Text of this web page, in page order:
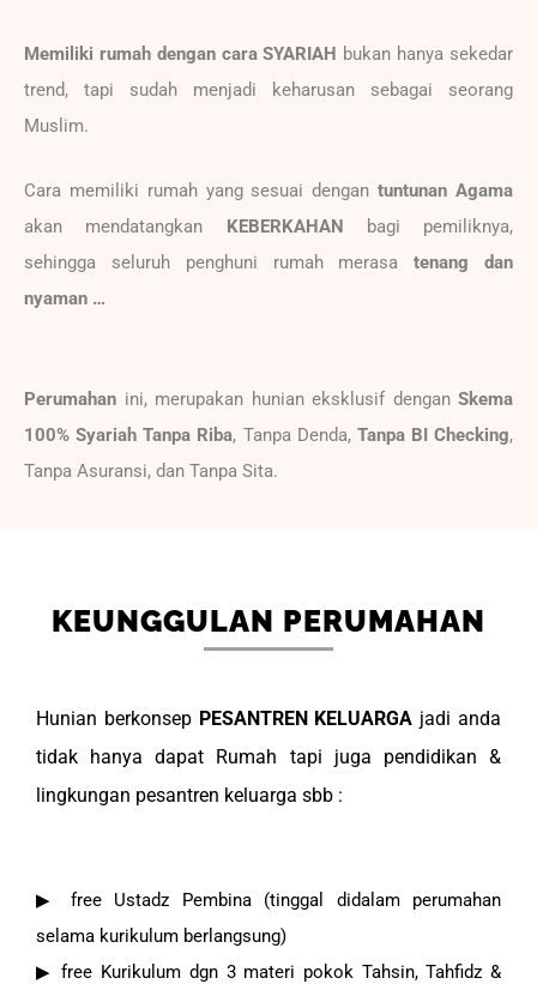
Memiliki rumah dengan cara SYARIAH bukan hanya sekedar
trend, tapi sudah menjadi keharusan sebagai seorang
Muslim.
Cara memiliki rumah yang sesuai dengan tuntunan Agama
akan mendatangkan
KEBERKAHAN
bagi pemiliknya,
sehingga seluruh penghuni rumah merasatenang dan
nyaman …
Perumahan ini, merupakan hunian eksklusif dengan Skema
100% Syariah Tanpa Riba, Tanpa Denda, Tanpa BI Checking,
Tanpa Asuransi, dan Tanpa Sita.
KEUNGGULAN PERUMAHAN
Hunian berkonsep PESANTREN KELUARGA jadi anda
tidak hanya dapat Rumah tapi juga pendidikan &
lingkungan pesantren keluarga sbb :
▶ free Ustadz Pembina (tinggal didalam perumahan
selama kurikulum berlangsung)
▶ free Kurikulum dgn 3 materi pokok Tahsin, Tahfidz &